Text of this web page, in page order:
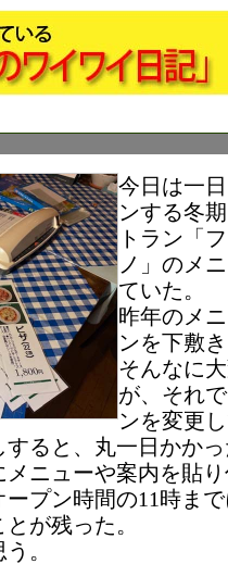
今日は一
ンする冬
トラン「
ノ」のメ
ていた。
昨年のメ
ンを下敷
そんなに
が、それ
ンを変更
ると、丸一日かか
ニューや案内を貼
プン時間の11時ま
が残った。
。